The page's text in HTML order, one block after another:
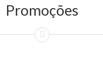
Promoções